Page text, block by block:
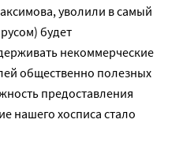
уволили в самый
будет
некоммерческие
общественно полезных
предоставления
нашего хосписа стало